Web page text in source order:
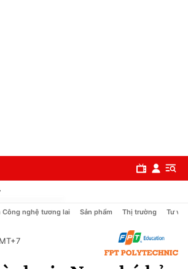
Công nghệ tương lai Sản phẩm Thị trường Tư vấn